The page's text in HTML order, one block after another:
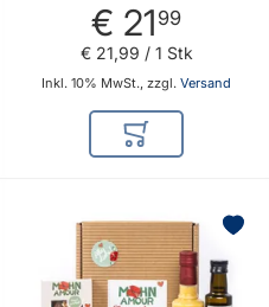
Amour
€ 21 99
Inkl. 10% MwSt., zzgl. Versand
€ 21,99 / 1 Stk
In den